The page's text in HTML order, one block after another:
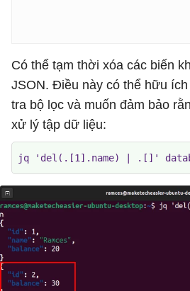
Có thể tạm thời xóa các biến
JSON. Điều này có thể hữu
tra bộ lọc và muốn đảm bảo
xử lý tập dữ liệu:
jq 'del(.[1].name) | .[]'